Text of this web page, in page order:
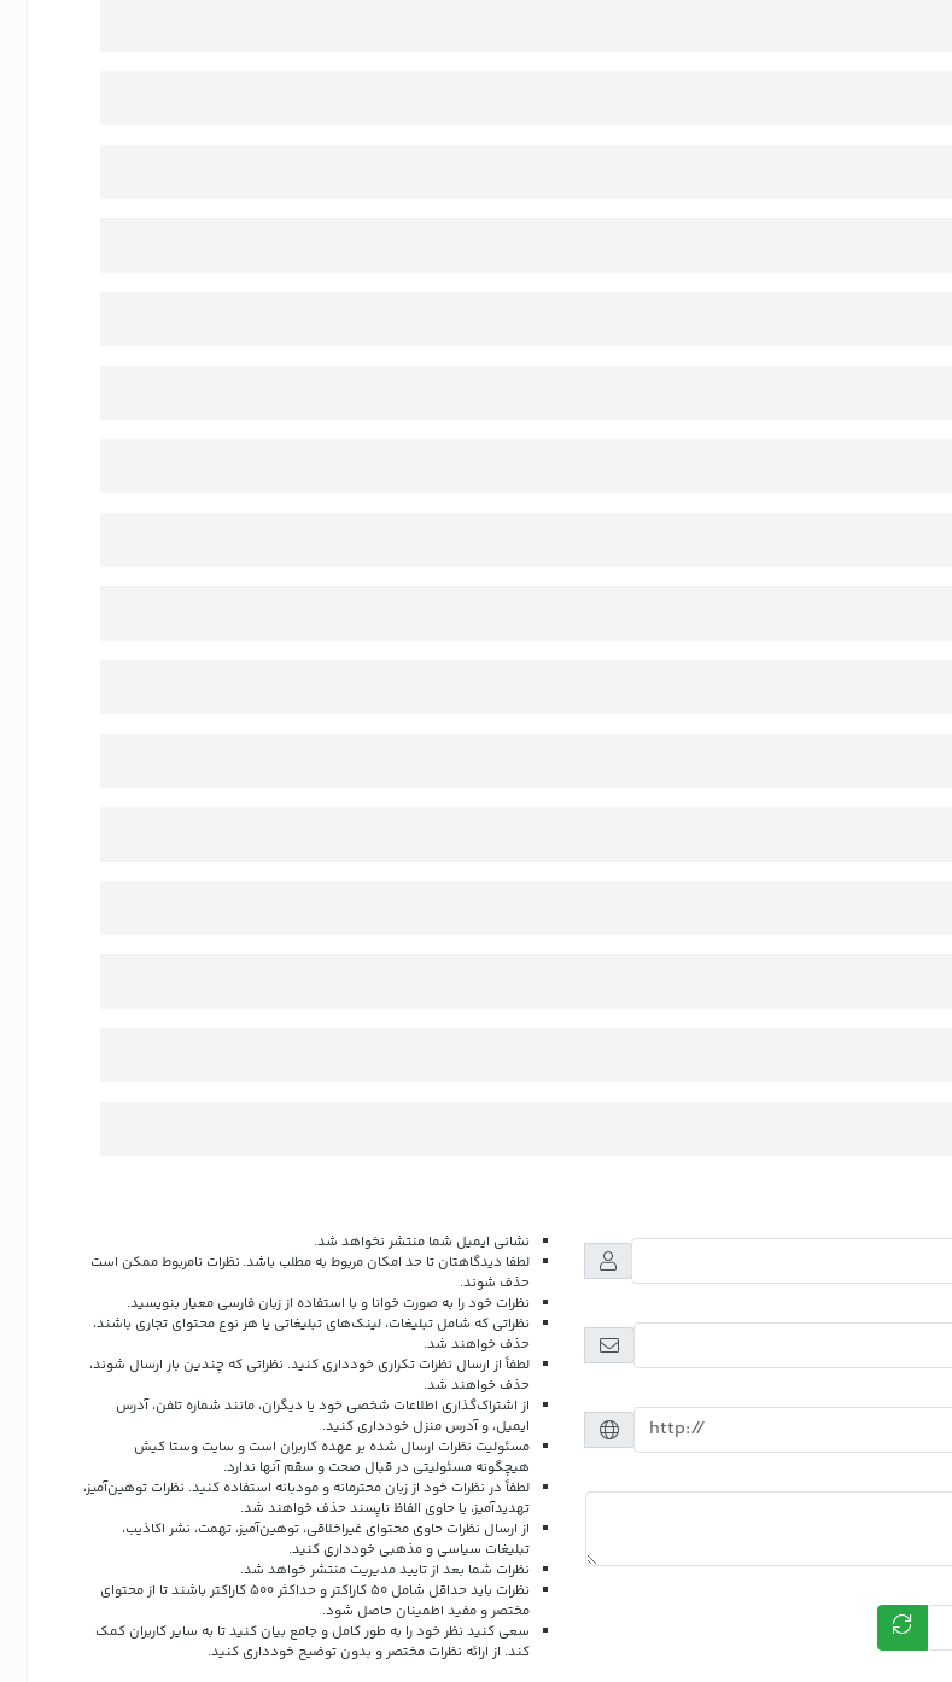
نشانی ایمیل شما منتشر نخواهد شد.
لطفا دیدگاهتان تا حد امکان مربوط به مطلب باشد. نظرات نامربوط ممکن است
حذف شوند.
نظرات خود را به صورت خوانا و با استفاده از زبان فارسی معیار بنویسید.
نظراتی که شامل تبلیغات، لینک‌های تبلیغاتی یا هر نوع محتوای تجاری باشند،
حذف خواهند شد.
لطفاً از ارسال نظرات تکراری خودداری کنید. نظراتی که چندین بار ارسال شوند،
حذف خواهند شد.
از اشتراک‌گذاری اطلاعات شخصی خود یا دیگران، مانند شماره تلفن، آدرس
ایمیل، و آدرس منزل خودداری کنید.
مسئولیت نظرات ارسال شده بر عهده کاربران است و سایت وستا کیش
هیچگونه مسئولیتی در قبال صحت و سقم آنها ندارد.
لطفاً در نظرات خود از زبان محترمانه و مودبانه استفاده کنید. نظرات توهین‌آمیز،
تهدیدآمیز، یا حاوی الفاظ ناپسند حذف خواهند شد.
از ارسال نظرات حاوی محتوای غیراخلاقی، توهین‌آمیز، تهمت، نشر اکاذیب،
تبلیغات سیاسی و مذهبی خودداری کنید.
نظرات شما بعد از تایید مدیریت منتشر خواهد شد.
نظرات باید حداقل شامل 50 کاراکتر و حداکثر 500 کاراکتر باشند تا از محتوای
مختصر و مفید اطمینان حاصل شود.
سعی کنید نظر خود را به طور کامل و جامع بیان کنید تا به سایر کاربران کمک
کند. از ارائه نظرات مختصر و بدون توضیح خودداری کنید.